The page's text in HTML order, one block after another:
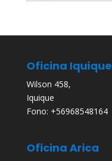
Oficina Iquique
Wilson 458,
Iquique
Fono: +56968548164
Oficina Arica